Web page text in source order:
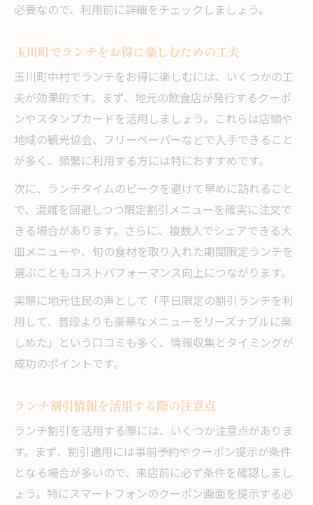
観光時におすすめのランチ選びポイント
割引を使った玉川町のランチ選びが充実
今治 玉川で割引を活用したランチ比較術
割引情報で選ぶおすすめランチの傾向
コスパ重視のランチ割引活用ポイント
人気のランチ割引とその利用方法紹介
今治ならではの魅力とランチを比較ガイド
今治 玉川 ランチの魅力を徹底比較
割引を使ったランチ選びのポイント解説
地元グルメとランチ割引の効果的な組み合
わせ
今治ランチで外れない選び方を紹介
八勝亭玉川 ランチメニューの比較ポイント
必要なので、利用前に詳細をチェックしましょう。
玉川町でランチをお得に楽しむための工夫
玉川町中村でランチをお得に楽しむには、いくつかの工
夫が効果的です。まず、地元の飲食店が発行するクーポ
ンやスタンプカードを活用しましょう。これらは店頭や
地域の観光協会、フリーペーパーなどで入手できること
が多く、頻繁に利用する方には特におすすめです。
次に、ランチタイムのピークを避けて早めに訪れること
で、混雑を回避しつつ限定割引メニューを確実に注文で
きる場合があります。さらに、複数人でシェアできる大
皿メニューや、旬の食材を取り入れた期間限定ランチを
選ぶこともコストパフォーマンス向上につながります。
実際に地元住民の声として「平日限定の割引ランチを利
用して、普段よりも豪華なメニューをリーズナブルに楽
しめた」という口コミも多く、情報収集とタイミングが
成功のポイントです。
ランチ割引情報を活用する際の注意点
ランチ割引を活用する際には、いくつか注意点がありま
す。まず、割引適用には事前予約やクーポン提示が条件
となる場合が多いので、来店前に必ず条件を確認しまし
ょう。特にスマートフォンのクーポン画面を提示する必